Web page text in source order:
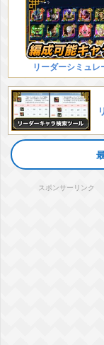
リーダーシミュレ
スポンサーリンク